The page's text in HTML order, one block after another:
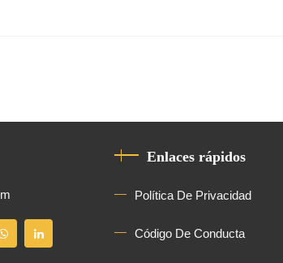
Enlaces rápidos
Política De Privacidad
Código De Conducta